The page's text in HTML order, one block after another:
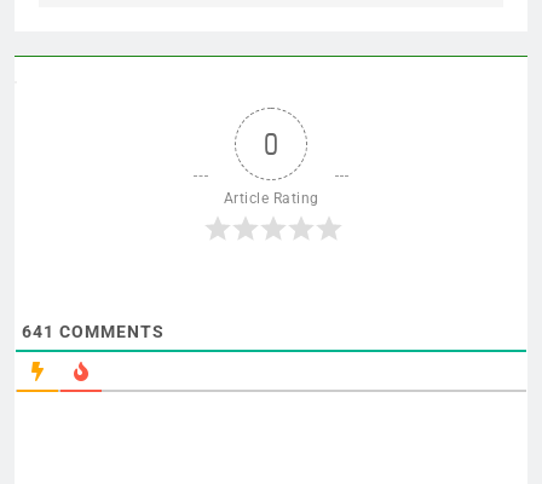
0
Article Rating
641 COMMENTS